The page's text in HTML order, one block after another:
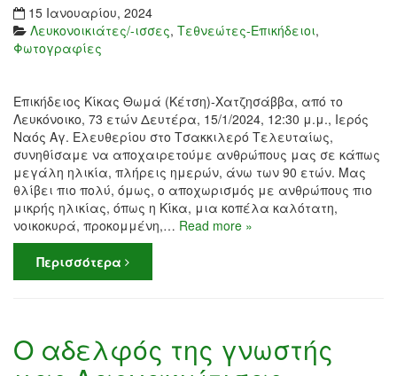
15 Ιανουαρίου, 2024
Λευκονοικιάτες/-ισσες, Τεθνεώτες-Επικήδειοι,
Φωτογραφίες
Επικήδειος Κίκας Θωμά (Κέτση)-Χατζησάββα, από το
Λευκόνοικο, 73 ετών Δευτέρα, 15/1/2024, 12:30 μ.μ., Ιερός
Ναός Αγ. Ελευθερίου στο Τσακκιλερό Τελευταίως,
συνηθίσαμε να αποχαιρετούμε ανθρώπους μας σε κάπως
μεγάλη ηλικία, πλήρεις ημερών, άνω των 90 ετών. Μας
θλίβει πιο πολύ, όμως, ο αποχωρισμός με ανθρώπους πιο
μικρής ηλικίας, όπως η Κίκα, μια κοπέλα καλότατη,
νοικοκυρά, προκομμένη,… Read more »
Περισσότερα
Ο αδελφός της γνωστής